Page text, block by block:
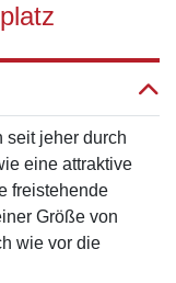
seit jeher durch
eine attraktive
freistehende
Größe von
wie vor die